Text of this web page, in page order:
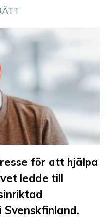
för att hjälpa
ledde till
Svenskfinland.